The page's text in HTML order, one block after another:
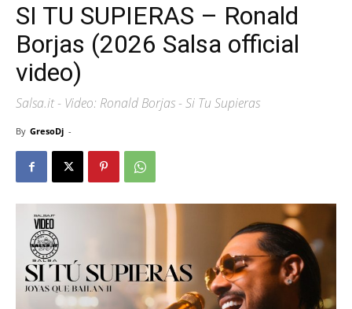
SI TU SUPIERAS – Ronald
Borjas (2026 Salsa official
video)
Salsa.it - Video: Ronald Borjas - Si Tu Supieras
By GresoDj -